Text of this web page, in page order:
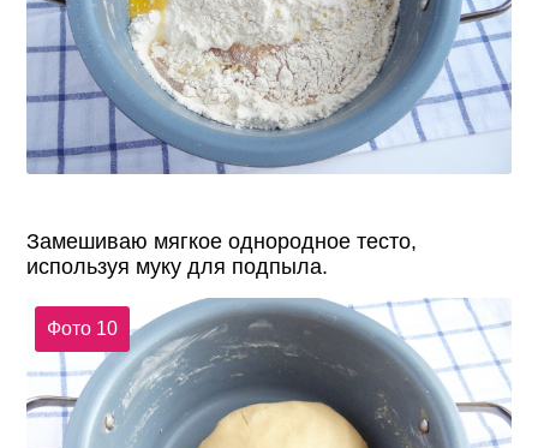
Замешиваю мягкое однородное тесто,
используя муку для подпыла.
Фото 10